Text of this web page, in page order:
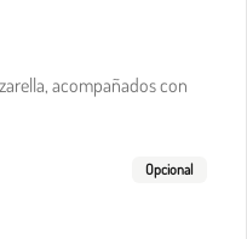
acompañados con
Opcional